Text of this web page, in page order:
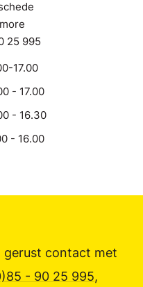
25 995
17.00
- 17.00
- 16.30
- 16.00
gerust contact met
- 90 25 995,